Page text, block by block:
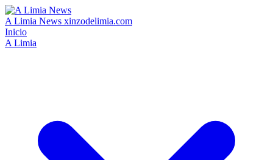
A Limia News xinzodelimia.com
Inicio
A Limia